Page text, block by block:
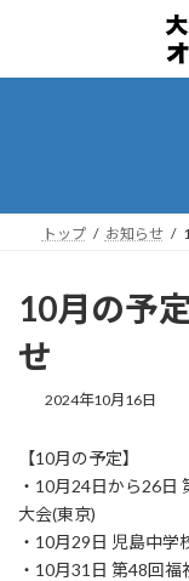
ン
ー
トップ お知らせ
10月の予
せ
2024年10月16日
【10月の予定】
・10月24日から26日
大会(東京)
・10月29日 児島中学
・10月31日 第48回